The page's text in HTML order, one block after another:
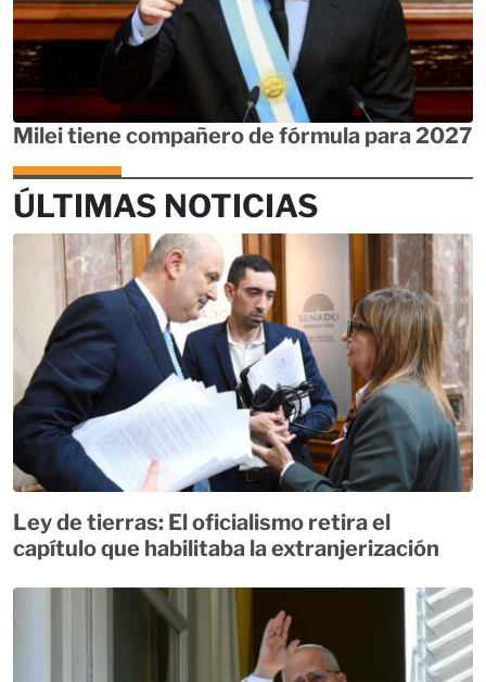
Milei tiene compañero de fórmula para 2027
ÚLTIMAS NOTICIAS
Ley de tierras: El oficialismo retira el
capítulo que habilitaba la extranjerización